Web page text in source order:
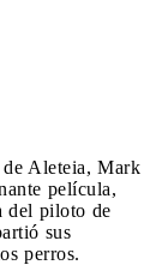
Aleteia, Mark
película,
del piloto de
sus
perros.